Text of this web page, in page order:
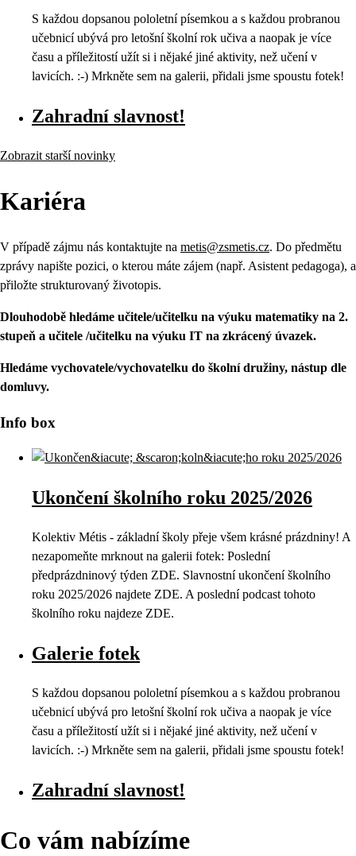
S každou dopsanou pololetní písemkou a s každou probranou
učebnicí ubývá pro letošní školní rok učiva a naopak je více
času a příležitostí užít si i nějaké jiné aktivity, než učení v
lavicích. :-) Mrkněte sem na galerii, přidali jsme spoustu fotek!
Zahradní slavnost!
Zobrazit starší novinky
Kariéra
V případě zájmu nás kontaktujte na metis@zsmetis.cz. Do předmětu
zprávy napište pozici, o kterou máte zájem (např. Asistent pedagoga), a
přiložte strukturovaný životopis.
Dlouhodobě hledáme učitele/učitelku na výuku matematiky na 2.
stupeň a učitele /učitelku na výuku IT na zkrácený úvazek.
Hledáme vychovatele/vychovatelku do školní družiny, nástup dle
domluvy.
Info box
Ukončení školního roku 2025/2026
Kolektiv Métis - základní školy přeje všem krásné prázdniny! A
nezapomeňte mrknout na galerii fotek: Poslední
předprázdninový týden ZDE. Slavnostní ukončení školního
roku 2025/2026 najdete ZDE. A poslední podcast tohoto
školního roku najdeze ZDE.
Galerie fotek
S každou dopsanou pololetní písemkou a s každou probranou
učebnicí ubývá pro letošní školní rok učiva a naopak je více
času a příležitostí užít si i nějaké jiné aktivity, než učení v
lavicích. :-) Mrkněte sem na galerii, přidali jsme spoustu fotek!
Zahradní slavnost!
Co vám nabízíme